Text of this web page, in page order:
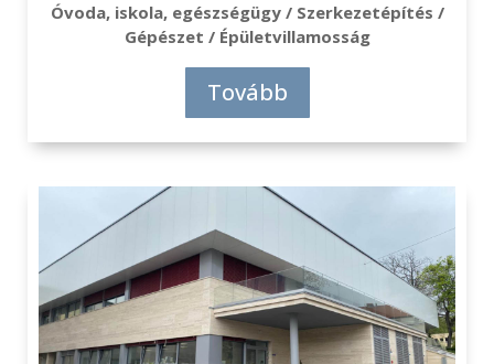
Óvoda, iskola, egészségügy / Szerkezetépítés /
Gépészet / Épületvillamosság
Tovább